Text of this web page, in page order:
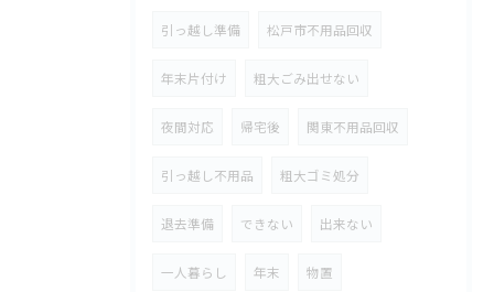
引っ越し準備 松戸市不用品回収
年末片付け 粗大ごみ出せない
夜間対応 帰宅後 関東不用品回収
引っ越し不用品 粗大ゴミ処分
退去準備 できない 出来ない
一人暮らし 年末 物置